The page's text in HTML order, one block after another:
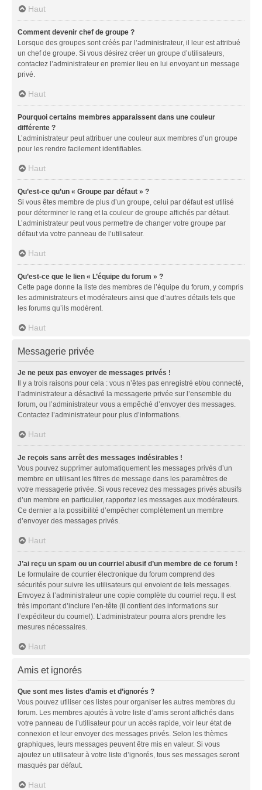
Haut
Comment devenir chef de groupe ?
Lorsque des groupes sont créés par l’administrateur, il leur est attribué
un chef de groupe. Si vous désirez créer un groupe d’utilisateurs,
contactez l’administrateur en premier lieu en lui envoyant un message
privé.
Haut
Pourquoi certains membres apparaissent dans une couleur
différente ?
L’administrateur peut attribuer une couleur aux membres d’un groupe
pour les rendre facilement identifiables.
Haut
Qu’est-ce qu’un « Groupe par défaut » ?
Si vous êtes membre de plus d’un groupe, celui par défaut est utilisé
pour déterminer le rang et la couleur de groupe affichés par défaut.
L’administrateur peut vous permettre de changer votre groupe par
défaut via votre panneau de l’utilisateur.
Haut
Qu’est-ce que le lien « L’équipe du forum » ?
Cette page donne la liste des membres de l’équipe du forum, y compris
les administrateurs et modérateurs ainsi que d’autres détails tels que
les forums qu’ils modèrent.
Haut
Messagerie privée
Je ne peux pas envoyer de messages privés !
Il y a trois raisons pour cela : vous n’êtes pas enregistré et/ou connecté,
l’administrateur a désactivé la messagerie privée sur l’ensemble du
forum, ou l’administrateur vous a empêché d’envoyer des messages.
Contactez l’administrateur pour plus d’informations.
Haut
Je reçois sans arrêt des messages indésirables !
Vous pouvez supprimer automatiquement les messages privés d’un
membre en utilisant les filtres de message dans les paramètres de
votre messagerie privée. Si vous recevez des messages privés abusifs
d’un membre en particulier, rapportez les messages aux modérateurs.
Ce dernier a la possibilité d’empêcher complètement un membre
d’envoyer des messages privés.
Haut
J’ai reçu un spam ou un courriel abusif d’un membre de ce forum !
Le formulaire de courrier électronique du forum comprend des
sécurités pour suivre les utilisateurs qui envoient de tels messages.
Envoyez à l’administrateur une copie complète du courriel reçu. Il est
très important d’inclure l’en-tête (il contient des informations sur
l’expéditeur du courriel). L’administrateur pourra alors prendre les
mesures nécessaires.
Haut
Amis et ignorés
Que sont mes listes d’amis et d’ignorés ?
Vous pouvez utiliser ces listes pour organiser les autres membres du
forum. Les membres ajoutés à votre liste d’amis seront affichés dans
votre panneau de l’utilisateur pour un accès rapide, voir leur état de
connexion et leur envoyer des messages privés. Selon les thèmes
graphiques, leurs messages peuvent être mis en valeur. Si vous
ajoutez un utilisateur à votre liste d’ignorés, tous ses messages seront
masqués par défaut.
Haut